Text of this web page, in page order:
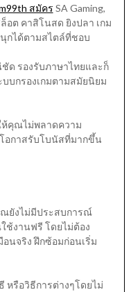
สมัคร SA Gaming,
อต คาสิโนสด ยิงปลา เกม
กได้ตามสไตล์ที่ชอบ
ด รองรับภาษาไทยและก็
บกรองเกมตามสมัยนิยม
ห้คุณไม่พลาดความ
อกาสรับโบนัสที่มากขึ้น
ยังไม่มีประสบการณ์
ช้งานฟรี โดยไม่ต้อง
นจริง ฝึกซ้อมก่อนเริ่ม
หรือวิธีการต่างๆโดยไม่